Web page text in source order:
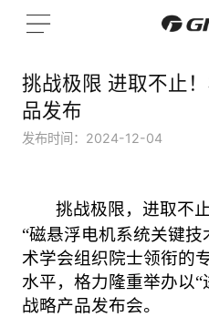
挑战极限 进取不止
品发布
发布时间：2024-12-04
挑战极限，进取不止
“磁悬浮电机系统关键技
术学会组织院士领衔的
水平，格力隆重举办以“
战略产品发布会。